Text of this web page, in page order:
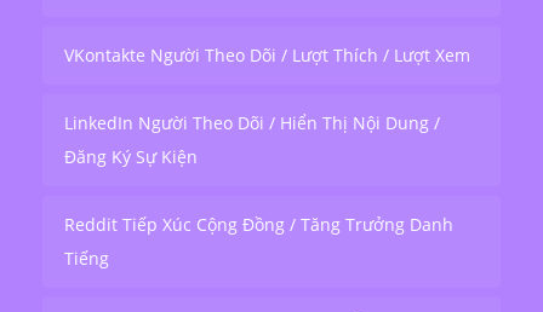
VKontakte Người Theo Dõi / Lượt Thích / Lượt Xem
LinkedIn Người Theo Dõi / Hiển Thị Nội Dung /
Đăng Ký Sự Kiện
Reddit Tiếp Xúc Cộng Đồng / Tăng Trưởng Danh
Tiếng